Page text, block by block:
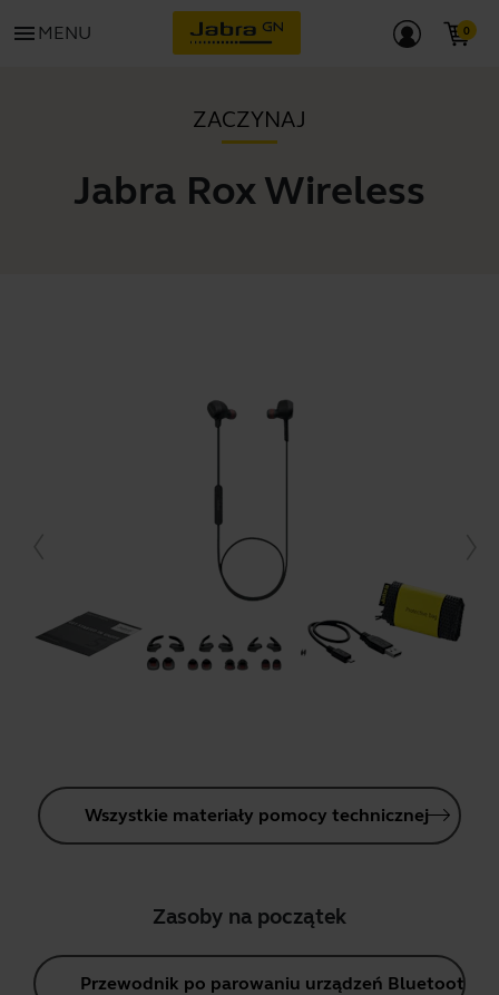
menu MENU
ZACZYNAJ
Jabra Rox Wireless
Wszystkie materiały pomocy technicznej
Zasoby na początek
Przewodnik po parowaniu urządzeń Bluetooth